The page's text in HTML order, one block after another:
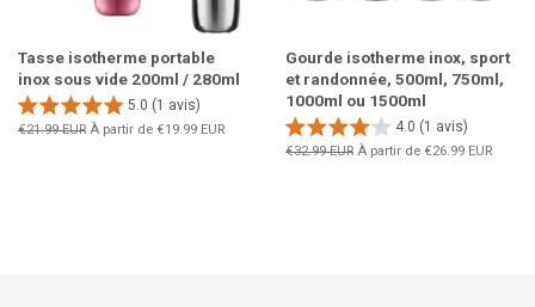
Tasse isotherme portable
inox sous vide 200ml / 280ml
5.0 (1 avis)
Prix
€21.99 EUR À partir de €19.99 EUR
Gourde isotherme inox, sport
et randonnée, 500ml, 750ml,
1000ml ou 1500ml
4.0 (1 avis)
Prix
€32.99 EUR À partir de €26.99 EUR